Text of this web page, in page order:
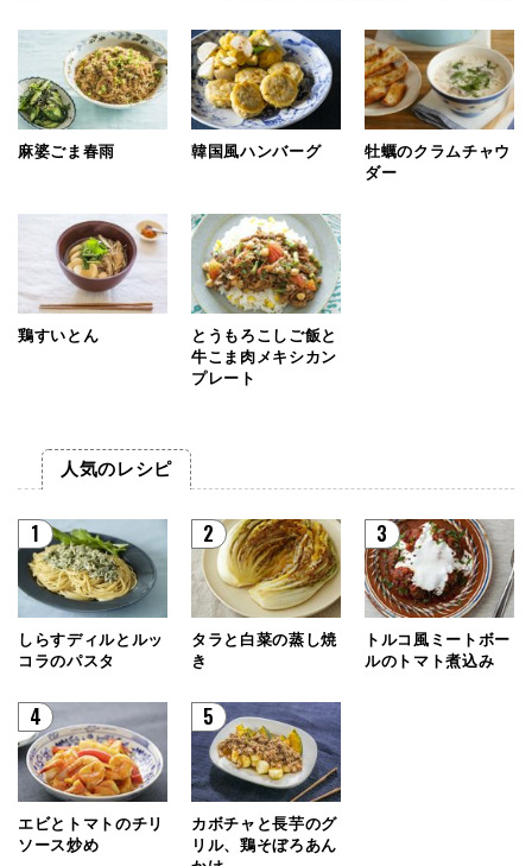
麻婆ごま春雨 韓国風ハンバーグ
牡蠣のクラムチャウ
ダー
鶏すいとん
とうもろこしご飯と
牛こま肉メキシカン
プレート
人気のレシピ
1
しらすディルとルッ
コラのパスタ
2
タラと白菜の蒸し焼
き
3
トルコ風ミートボー
ルのトマト煮込み
4
エビとトマトのチリ
ソース炒め
5
カボチャと長芋のグ
リル、鶏そぼろあん